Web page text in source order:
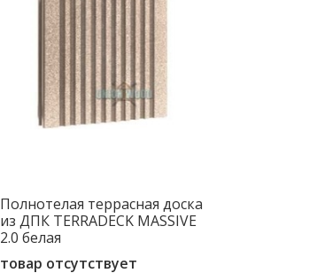
Полнотелая террасная доска
из ДПК TERRADECK MASSIVE
2.0 белая
товар отсутствует